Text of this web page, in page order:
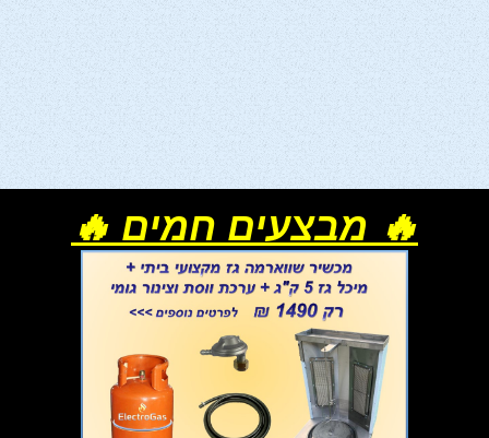
🔥 מבצעים חמים 🔥